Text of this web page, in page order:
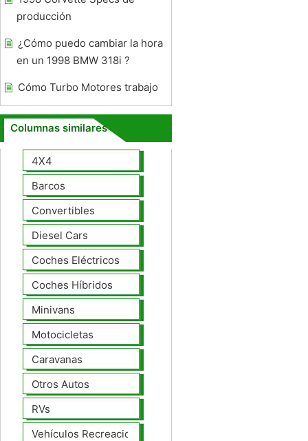
producción
¿Cómo puedo cambiar la hora
en un 1998 BMW 318i ?
Cómo Turbo Motores trabajo
Columnas similares
4X4
Barcos
Convertibles
Diesel Cars
Coches Eléctricos
Coches Híbridos
Minivans
Motocicletas
Caravanas
Otros Autos
RVs
Vehículos Recreacionales